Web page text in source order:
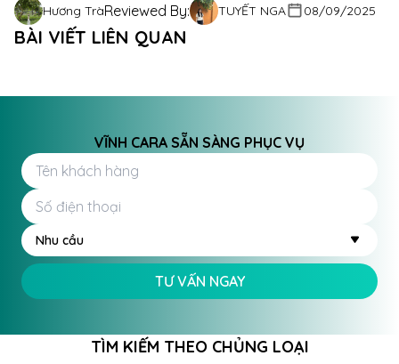
Hương TràReviewed By: TUYẾT NGA 08/09/2025
BÀI VIẾT LIÊN QUAN
Kim cương 10 ly giá bao nhiêu? Điều cần biết trước khi đầu tư
Kim cương 4 ly giá bao nhiêu? Bí quyết mua đúng giá
VĨNH CARA SẴN SÀNG PHỤC VỤ
Nhu cầu
TƯ VẤN NGAY
TÌM KIẾM THEO CHỦNG LOẠI